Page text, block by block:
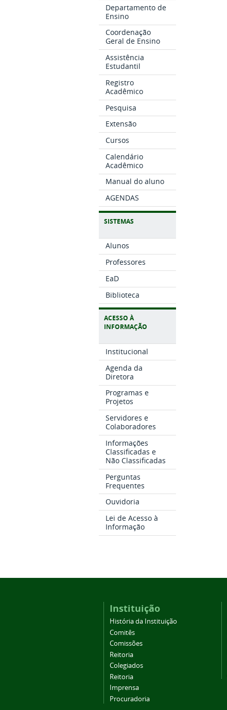
Departamento de
Ensino
Coordenação
Geral de Ensino
Assistência
Estudantil
Registro
Acadêmico
Pesquisa
Extensão
Cursos
Calendário
Acadêmico
Manual do aluno
AGENDAS
SISTEMAS
Alunos
Professores
EaD
Biblioteca
ACESSO À
INFORMAÇÃO
Institucional
Agenda da
Diretora
Programas e
Projetos
Servidores e
Colaboradores
Informações
Classificadas e
Não Classificadas
Perguntas
Frequentes
Ouvidoria
Lei de Acesso à
Informação
Instituição
História da Instituição
Comitês
Comissões
Reitoria
Colegiados
Reitoria
Imprensa
Procuradoria